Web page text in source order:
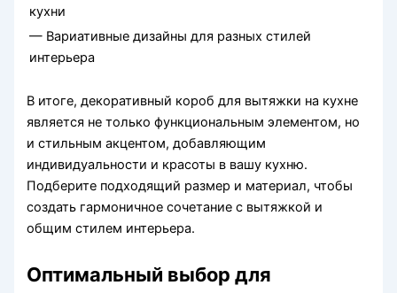
кухни
— Вариативные дизайны для разных стилей
интерьера
В итоге, декоративный короб для вытяжки на кухне
является не только функциональным элементом, но
и стильным акцентом, добавляющим
индивидуальности и красоты в вашу кухню.
Подберите подходящий размер и материал, чтобы
создать гармоничное сочетание с вытяжкой и
общим стилем интерьера.
Оптимальный выбор для